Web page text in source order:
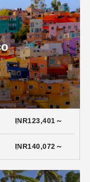
INR123,401～
INR140,072～